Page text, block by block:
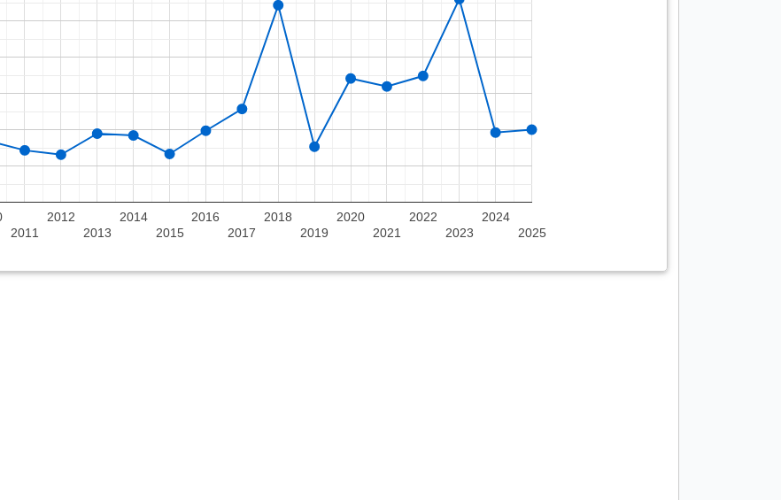
2011
2012
2013
2014
2015
2016
2017
2018
2019
2020
2021
2022
2023
2024
2025